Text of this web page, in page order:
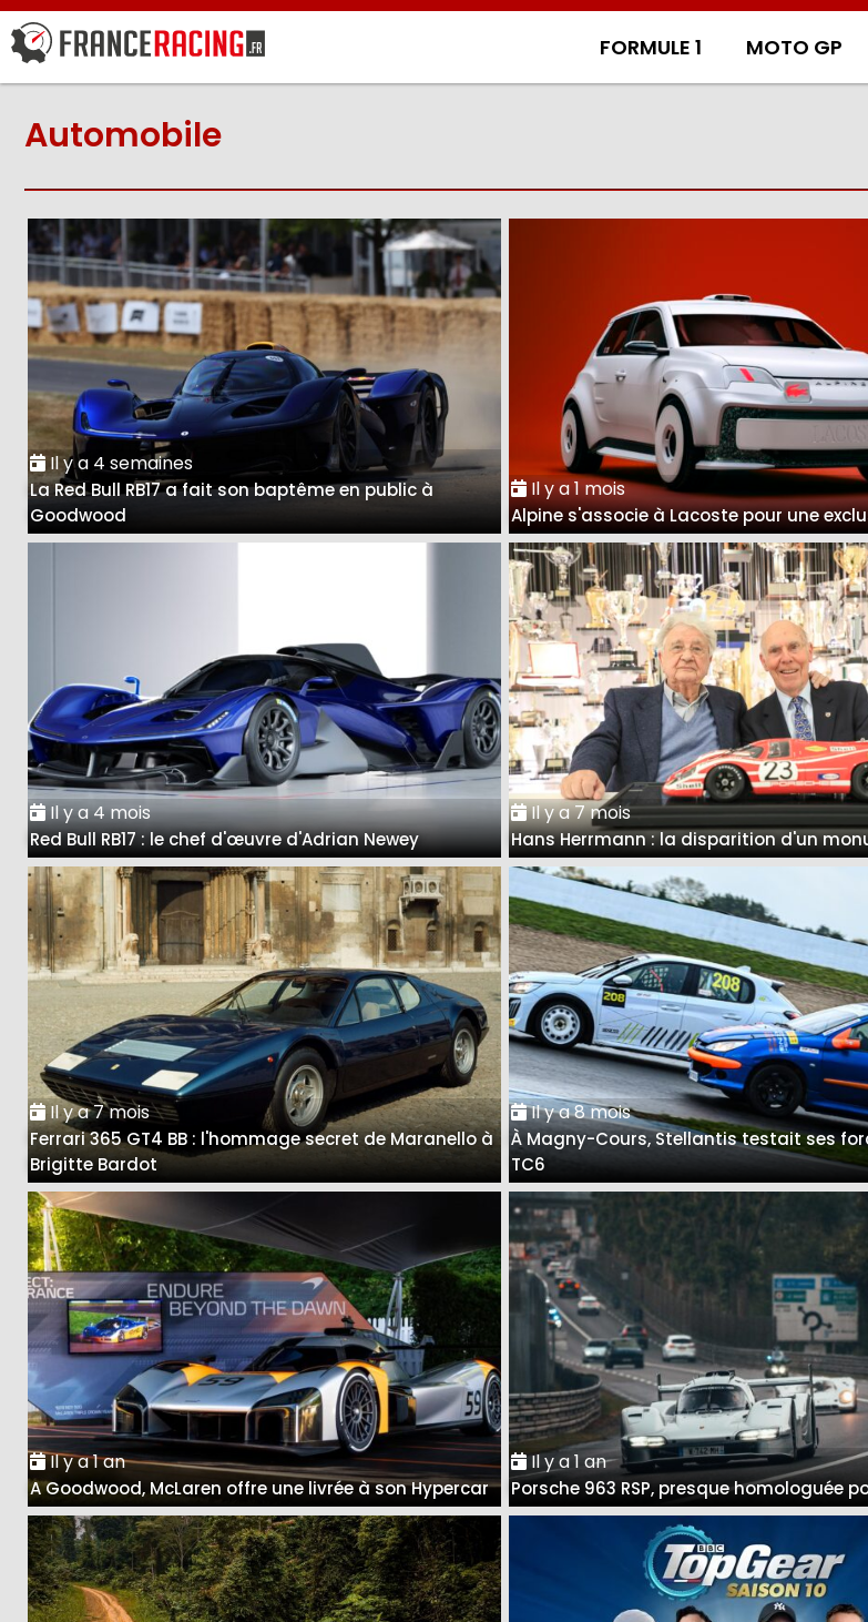
FORMULE 1 MOTO GP
Automobile
Il y a 4 semaines
La Red Bull RB17 a fait son baptême en public à
Goodwood
Il y a 1 mois
Alpine s'associe à Lacoste pour une
Il y a 4 mois
Red Bull RB17 : le chef d'œuvre d'Adrian Newey
Il y a 7 mois
Hans Herrmann : la disparition d'un
Il y a 7 mois
Ferrari 365 GT4 BB : l'hommage secret de Maranello à
Brigitte Bardot
Il y a 8 mois
À Magny-Cours, Stellantis testait ses
TC6
Il y a 1 an
A Goodwood, McLaren offre une livrée à son Hypercar
Il y a 1 an
Porsche 963 RSP, presque homologuée